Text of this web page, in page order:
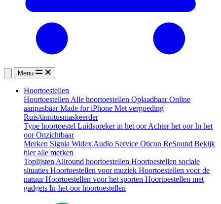
Menu
Hoortoestellen
HoortoestellenAlle hoortoestellen OplaadbaarOnline
aanpasbaarMade for iPhone Met vergoeding
Ruis/tinnitusmaskeerder
Type hoortoestel Luidspreker in het oorAchter het oorIn het
oorOnzichtbaar
Merken Signia WidexAudio Service Oticon ReSound Bekijk
hier alle merken
ToplijstenAllround hoortoestellen Hoortoestellen sociale
situaties Hoortoestellen voor muziek Hoortoestellen voor de
natuurHoortoestellen voor het sporten Hoortoestellen met
gadgets In-het-oor hoortoestellen